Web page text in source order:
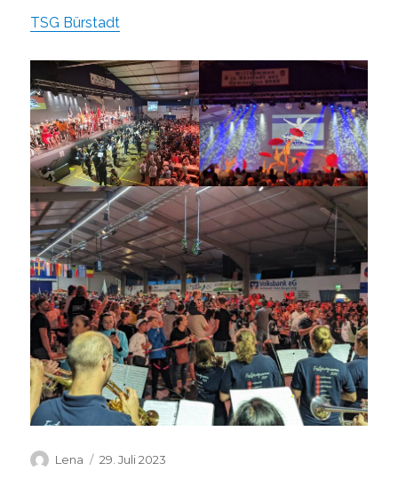
TSG Bürstadt
Autor
Lena
Veröffentlicht
29. Juli 2023